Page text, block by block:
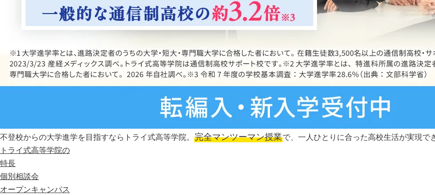
不登校からの大学進学を目指すならトライ式高等学院。 完全マンツーマン授業で、一人ひとりに合った高校生活が実現で
トライ式高等学院の
特長
個別相談会
オープンキャンパス